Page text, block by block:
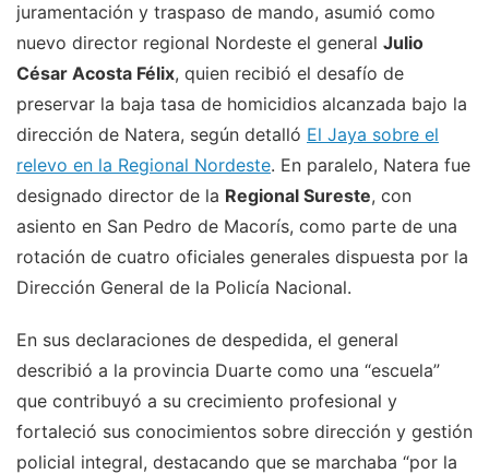
juramentación y traspaso de mando, asumió como
nuevo director regional Nordeste el general Julio
César Acosta Félix, quien recibió el desafío de
preservar la baja tasa de homicidios alcanzada bajo la
dirección de Natera, según detalló El Jaya sobre el
relevo en la Regional Nordeste. En paralelo, Natera fue
designado director de la Regional Sureste, con
asiento en San Pedro de Macorís, como parte de una
rotación de cuatro oficiales generales dispuesta por la
Dirección General de la Policía Nacional.
En sus declaraciones de despedida, el general
describió a la provincia Duarte como una “escuela”
que contribuyó a su crecimiento profesional y
fortaleció sus conocimientos sobre dirección y gestión
policial integral, destacando que se marchaba “por la